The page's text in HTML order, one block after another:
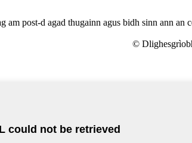
am post-d agad thugainn agus bidh sinn ann an
©